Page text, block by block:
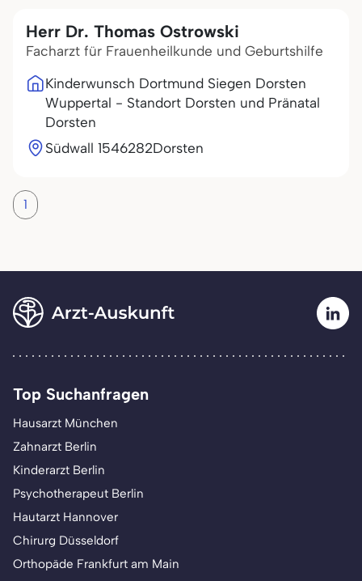
Herr Dr. Thomas Ostrowski
Facharzt für Frauenheilkunde und Geburtshilfe
Kinderwunsch Dortmund Siegen Dorsten
Wuppertal - Standort Dorsten und Pränatal
Dorsten
Südwall 1546282Dorsten
1
Top Suchanfragen
Hausarzt München
Zahnarzt Berlin
Kinderarzt Berlin
Psychotherapeut Berlin
Hautarzt Hannover
Chirurg Düsseldorf
Orthopäde Frankfurt am Main